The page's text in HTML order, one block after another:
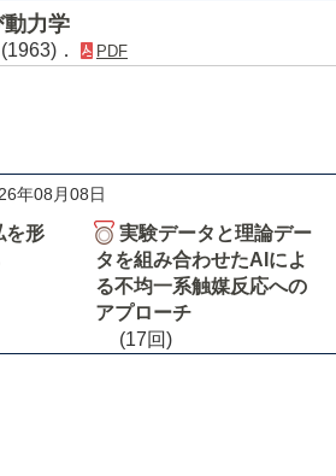
力学
． PDF
年08月08日
を形
実験データと理論デー
タを組み合わせたAIによ
る不均一系触媒反応への
アプローチ
(17回)